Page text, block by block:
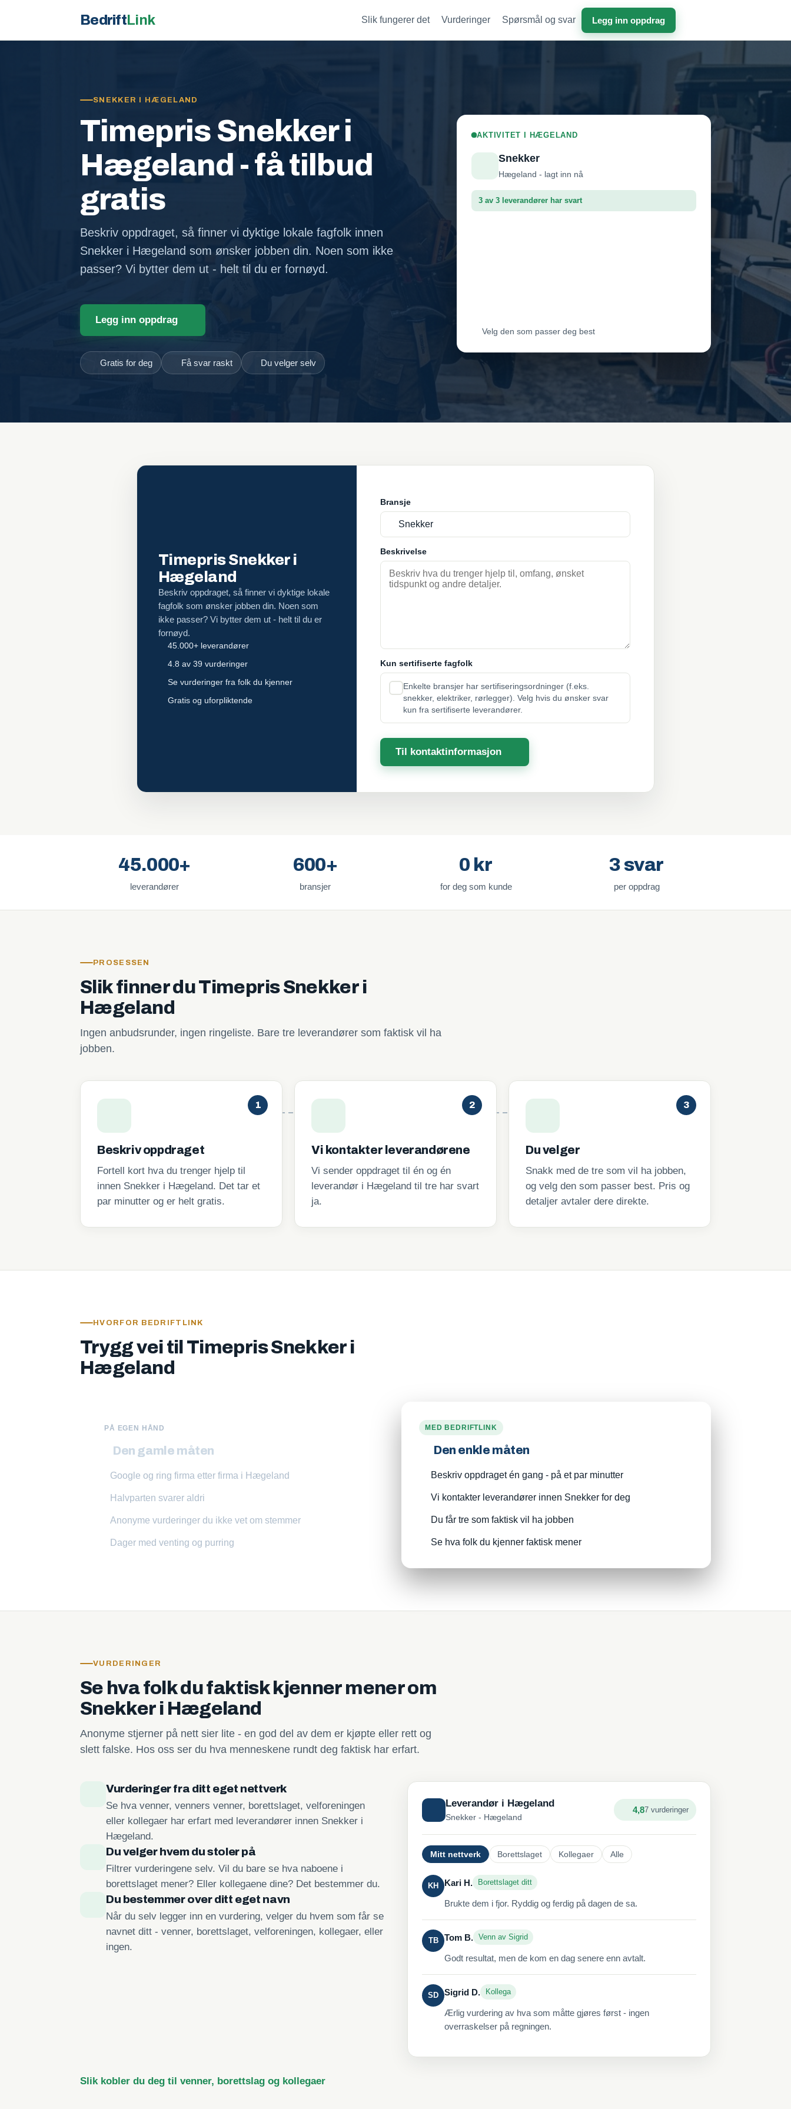
BedriftLink Slik fungerer det Vurderinger Spørsmål og svar Legg inn oppdrag
SNEKKER I HÆGELAND
Timepris Snekker i
Hægeland - få tilbud
gratis
Beskriv oppdraget, så finner vi dyktige lokale fagfolk innen
Snekker i Hægeland som ønsker jobben din. Noen som ikke
passer? Vi bytter dem ut - helt til du er fornøyd.
Legg inn oppdrag
Gratis for deg Få svar raskt Du velger selv
AKTIVITET I HÆGELAND
Snekker
Hægeland - lagt inn nå
3 av 3 leverandører har svart
Velg den som passer deg best
Timepris Snekker i
Hægeland
Beskriv oppdraget, så finner vi dyktige lokale
fagfolk som ønsker jobben din. Noen som
ikke passer? Vi bytter dem ut - helt til du er
fornøyd.
45.000+ leverandører
4.8 av 39 vurderinger
Se vurderinger fra folk du kjenner
Gratis og uforpliktende
Bransje
Beskrivelse
Kun sertifiserte fagfolk
Enkelte bransjer har sertifiseringsordninger (f.eks.
snekker, elektriker, rørlegger). Velg hvis du ønsker svar
kun fra sertifiserte leverandører.
Til kontaktinformasjon
45.000+
leverandører
600+
bransjer
0 kr
for deg som kunde
3 svar
per oppdrag
PROSESSEN
Slik finner du Timepris Snekker i
Hægeland
Ingen anbudsrunder, ingen ringeliste. Bare tre leverandører som faktisk vil ha
jobben.
1
Beskriv oppdraget
Fortell kort hva du trenger hjelp til
innen Snekker i Hægeland. Det tar et
par minutter og er helt gratis.
2
Vi kontakter leverandørene
Vi sender oppdraget til én og én
leverandør i Hægeland til tre har svart
ja.
3
Du velger
Snakk med de tre som vil ha jobben,
og velg den som passer best. Pris og
detaljer avtaler dere direkte.
HVORFOR BEDRIFTLINK
Trygg vei til Timepris Snekker i
Hægeland
PÅ EGEN HÅND
Den gamle måten
Google og ring firma etter firma i Hægeland
Halvparten svarer aldri
Anonyme vurderinger du ikke vet om stemmer
Dager med venting og purring
MED BEDRIFTLINK
Den enkle måten
Beskriv oppdraget én gang - på et par minutter
Vi kontakter leverandører innen Snekker for deg
Du får tre som faktisk vil ha jobben
Se hva folk du kjenner faktisk mener
VURDERINGER
Se hva folk du faktisk kjenner mener om
Snekker i Hægeland
Anonyme stjerner på nett sier lite - en god del av dem er kjøpte eller rett og
slett falske. Hos oss ser du hva menneskene rundt deg faktisk har erfart.
Vurderinger fra ditt eget nettverk
Se hva venner, venners venner, borettslaget, velforeningen
eller kollegaer har erfart med leverandører innen Snekker i
Hægeland.
Du velger hvem du stoler på
Filtrer vurderingene selv. Vil du bare se hva naboene i
borettslaget mener? Eller kollegaene dine? Det bestemmer du.
Du bestemmer over ditt eget navn
Når du selv legger inn en vurdering, velger du hvem som får se
navnet ditt - venner, borettslaget, velforeningen, kollegaer, eller
ingen.
Leverandør i Hægeland
Snekker - Hægeland
4,87 vurderinger
Mitt nettverk Borettslaget Kollegaer Alle
KH Kari H. Borettslaget ditt
Brukte dem i fjor. Ryddig og ferdig på dagen de sa.
TB Tom B. Venn av Sigrid
Godt resultat, men de kom en dag senere enn avtalt.
SD Sigrid D. Kollega
Ærlig vurdering av hva som måtte gjøres først - ingen
overraskelser på regningen.
Slik kobler du deg til venner, borettslag og kollegaer